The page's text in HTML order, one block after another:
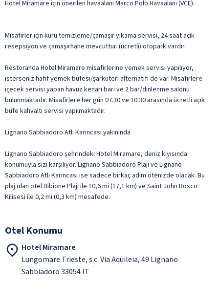
Hotel Miramare için önerilen havaalanı Marco Polo Havaalanı (VCE).
Misafirler için kuru temizleme/çamaşır yıkama servisi, 24 saat açık
resepsiyon ve çamaşırhane mevcuttur. (ücretli) otopark vardır.
Restoranda Hotel Miramare misafirlerine yemek servisi yapılıyor,
isterseniz hafif yemek büfesi/şarküteri alternatifi de var. Misafirlere
içecek servisi yapan havuz kenarı barı ve 2 bar/dinlenme salonu
bulunmaktadır. Misafirlere her gün 07.30 ve 10.30 arasında ücretli açık
büfe kahvaltı servisi yapılmaktadır.
Lignano Sabbiadoro Atlı Karıncası yakınında
Lignano Sabbiadoro şehrindeki Hotel Miramare, deniz kıyısında
konumuyla sizi karşılıyor. Lignano Sabbiadoro Plajı ve Lignano
Sabbiadoro Atlı Karıncası ise sadece birkaç adım ötenizde olacak. Bu
plaj olan otel Bibione Plajı ile 10,6 mi (17,1 km) ve Saint John Bosco
Kilisesi ile 0,2 mi (0,3 km) mesafede.
Otel Konumu
Hotel Miramare
Lungomare Trieste, s.c. Via Aquileia, 49 Lignano
Sabbiadoro 33054 IT